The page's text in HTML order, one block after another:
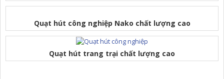
Quạt hút công nghiệp Nako chất lượng cao
Quạt hút trang trại chất lượng cao